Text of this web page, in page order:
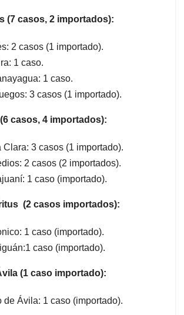
(7 casos, 2 importados):
2 casos (1 importado).
1 caso.
1 caso.
3 casos (1 importado).
casos, 4 importados):
Clara: 3 casos (1 importado).
2 casos (2 importados).
1 caso (importado).
(2 casos importados):
1 caso (importado).
caso (importado).
(1 caso importado):
de Ávila: 1 caso (importado).